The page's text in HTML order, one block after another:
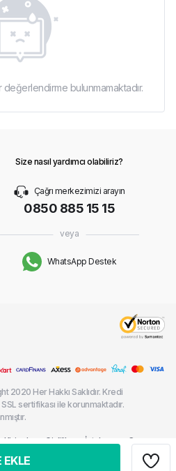
EKLE
değerlendirme bulunmamaktadır.
Size nasıl yardımcı olabiliriz?
Çağrı merkezimizi arayın
0850 885 15 15
veya
WhatsApp Destek
2020 Her Hakkı Saklıdır. Kredi
sertifikası ile korunmaktadır.
Kişisel
Korunması
Gizlilik
İptal ve
Çerez
Politikası